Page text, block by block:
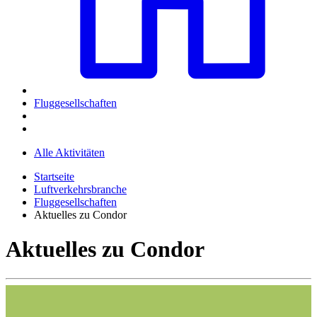
Fluggesellschaften
Alle Aktivitäten
Startseite
Luftverkehrsbranche
Fluggesellschaften
Aktuelles zu Condor
Aktuelles zu Condor